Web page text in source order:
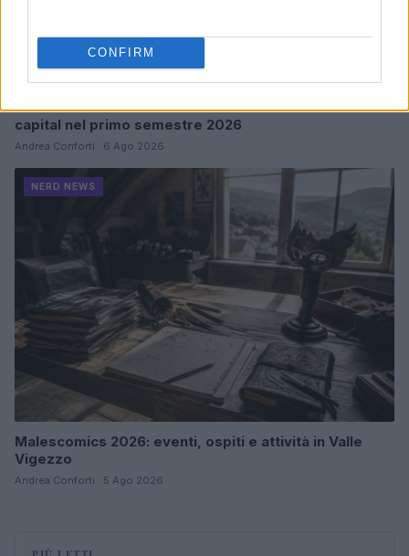
CONFIRM
Boom del settore tech italiano: 652 milioni in venture
capital nel primo semestre 2026
Andrea Conforti · 6 Ago 2026
NERD NEWS
Malescomics 2026: eventi, ospiti e attività in Valle
Vigezzo
Andrea Conforti · 5 Ago 2026